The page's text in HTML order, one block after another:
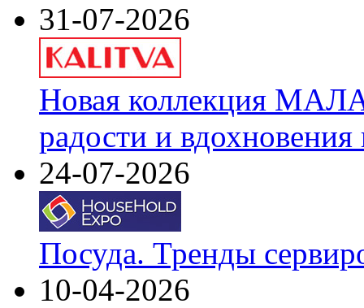
31-07-2026
Новая коллекция
радости и
24-07-2026
Посуда. Тренды
10-04-2026